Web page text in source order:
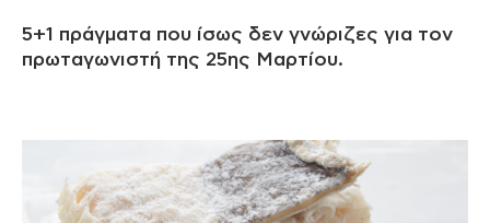
5+1 πράγματα που ίσως δεν γνώριζες για τον
πρωταγωνιστή της 25ης Μαρτίου.